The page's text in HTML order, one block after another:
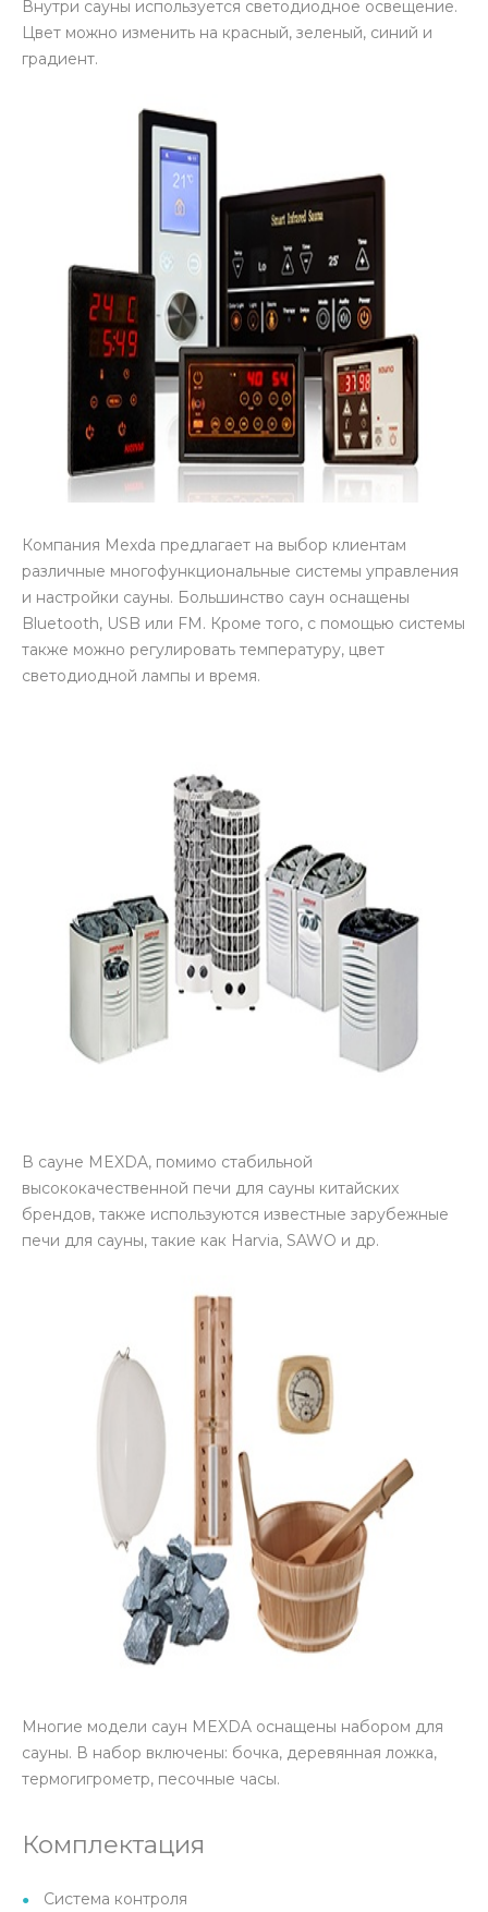
Внутри сауны используется светодиодное освещение.
Цвет можно изменить на красный, зеленый, синий и
градиент.
Компания Mexda предлагает на выбор клиентам
различные многофункциональные системы управления
и настройки сауны. Большинство саун оснащены
Bluetooth, USB или FM. Кроме того, с помощью системы
также можно регулировать температуру, цвет
светодиодной лампы и время.
В сауне MEXDA, помимо стабильной
высококачественной печи для сауны китайских
брендов, также используются известные зарубежные
печи для сауны, такие как Harvia, SAWO и др.
Многие модели саун MEXDA оснащены набором для
сауны. В набор включены: бочка, деревянная ложка,
термогигрометр, песочные часы.
Комплектация
Система контроля